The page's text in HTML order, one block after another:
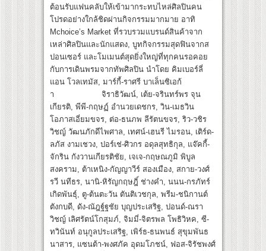
ต้อนรับแฟนคลับให้เข้ามากระทบไหล่ศิลปินคน
โปรดอย่างใกล้ชิดผ่านกิจกรรมมากมาย อาทิ
Mchoice’s Market ที่รวบรวมแบรนด์สินค้าจาก
เหล่าศิลปินและนักแสดง, บูทกิจกรรมสุดฟินจากส
ปอนเซอร์ และโมเมนต์สุดยิ่งใหญ่ที่ทุกคนรอคอย
กับการเดินพรมจากทัพศิลปิน นำโดย คิมเบอร์ลี่
แอน โวลเทมัส, มาร์กี้-ราศรี บาเล็นซิเอก้
า จิราธิวัฒน์, เต้ย-จรินทร์พร จุน
เกียรติ, พีพี-กฤษฏ์ อำนวยเดชกร, วิน-เมธวิน
โอภาสเอี่ยมขจร, ต่อ-ธนภพ ลีรัตนขจร, ริว-วชิร
วิชญ์ วัฒนภักดีไพศาล, เทศน์-เฮนรี ไมรอน, เติร์ด-
ลภัส งามเชวง, ปอร์เช่-ศิวกร อดุลสุทธิกุล, แจ๊คกี้-
จักริน กังวานเกียรติชัย, เจเจ-กฤษณภูมิ พิบูล
สงคราม, ต้าเหนิง-กัญญาวีร์ สองเมือง, สกาย-วงศ์
รวี นทีธร, นานิ-หิรัญกฤษฎิ์ ช่างคำ, นนน-กรภัทร์
เกิดพันธุ์, ตู-ต้นตะวัน ตันติเวชกุล, พรีม-ชนิกานต์
ตังกบดี, ดัง-ณัฎฐ์ฐชัย บุญประเสริฐ, ปอนด์-ณรา
วิชญ์ เลิศรัตน์โกสุมภ์, จิมมี่-จิตรพล โพธิวิหค, ซี-
ทวินันท์ อนุกูลประเสริฐ, เพิร์ธ-ธนพนธ์ สุขุมพันธ
นาสาร, แซนต้า-พงศภัค อุดมโภชน์, ฟอส-จิรัชพงศ์